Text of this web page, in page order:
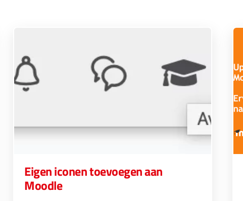
Eigen iconen toevoegen aan
Moodle